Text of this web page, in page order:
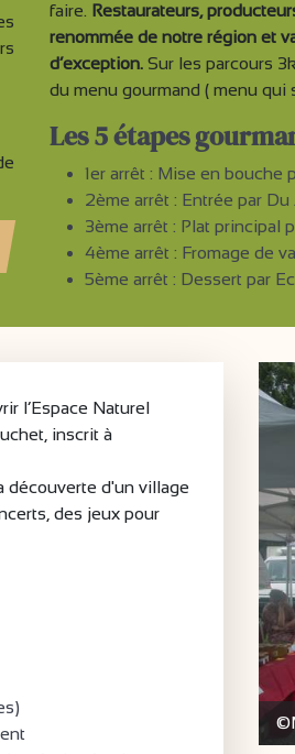
faire. Restaurateurs,
renommée de notre région et
d’exception. Sur les parcours
du menu gourmand ( menu
Les 5 étapes
1er arrêt : Mise en
2ème arrêt : Entrée par
3ème arrêt : Plat principal
4ème arrêt : Fromage de
5ème arrêt : Dessert par
l’Espace Naturel
inscrit à
découverte d'un village
des jeux pour